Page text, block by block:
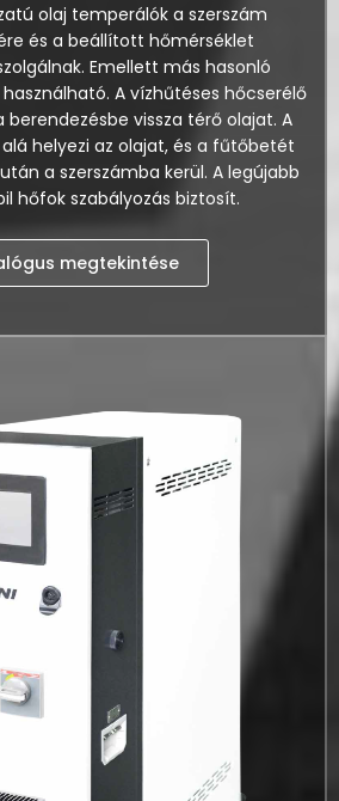
olaj temperálók a szerszám
és a beállított hőmérséklet
Emellett más hasonló
A vízhűtéses hőcserélő
vissza térő olajat. A
helyezi az olajat, és a fűtőbetét
a szerszámba kerül. A legújabb
hőfok szabályozás biztosít.
megtekintése